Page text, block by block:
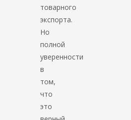
товарного
экспорта.
Но
полной
уверенности
в
том,
что
это